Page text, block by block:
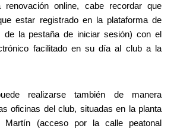
online, cabe recordar que
estar registrado en la plataforma de
de la pestaña de iniciar sesión) con el
facilitado en su día al club a la
realizarse también de manera
oficinas del club, situadas en la planta
Martín (acceso por la calle peatonal